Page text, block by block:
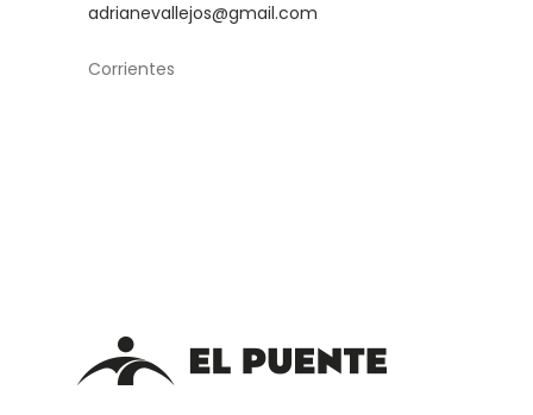
adrianevallejos@gmail.com
Corrientes